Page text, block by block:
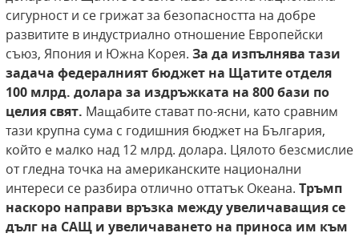
сигурност и се грижат за безопасността на добре
развитите в индустриално отношение Европейски
съюз, Япония и Южна Корея. За да изпълнява тази
задача федералният бюджет на Щатите отделя
100 млрд. долара за издръжката на 800 бази по
целия свят. Мащабите стават по-ясни, като сравним
тази крупна сума с годишния бюджет на България,
който е малко над 12 млрд. долара. Цялото безсмислие
от гледна точка на американските национални
интереси се разбира отлично оттатък Океана. Тръмп
наскоро направи връзка между увеличаващия се
дълг на САЩ и увеличаването на приноса им към